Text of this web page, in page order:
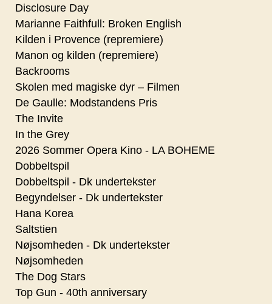
Disclosure Day
Marianne Faithfull: Broken English
Kilden i Provence (repremiere)
Manon og kilden (repremiere)
Backrooms
Skolen med magiske dyr – Filmen
De Gaulle: Modstandens Pris
The Invite
In the Grey
2026 Sommer Opera Kino - LA BOHEME
Dobbeltspil
Dobbeltspil - Dk undertekster
Begyndelser - Dk undertekster
Hana Korea
Saltstien
Nøjsomheden - Dk undertekster
Nøjsomheden
The Dog Stars
Top Gun - 40th anniversary